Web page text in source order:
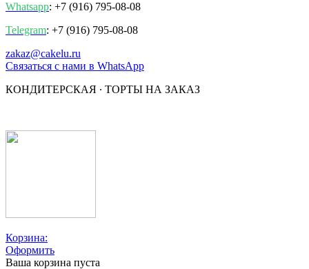
Whatsapp: +7 (916) 795-08-08
Telegram: +7 (916) 795-08-08
zakaz@cakelu.ru
Cвязаться с нами в WhatsApp
КОНДИТЕРСКАЯ ∙ ТОРТЫ НА ЗАКАЗ
Корзина:
Оформить
Ваша корзина пуста